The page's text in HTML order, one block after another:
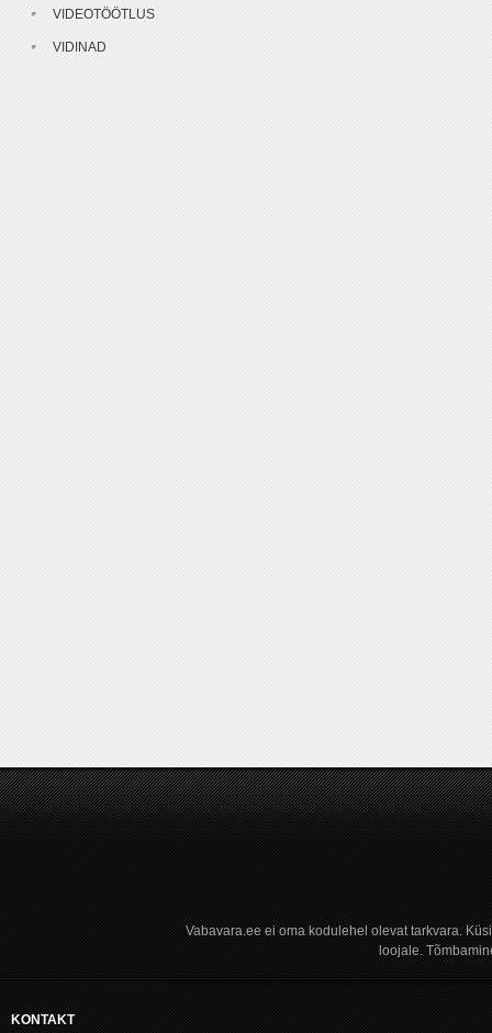
VIDEOTÖÖTLUS
VIDINAD
Vabavara.ee ei oma kodulehel olevat tarkvara.
loojale.
KONTAKT